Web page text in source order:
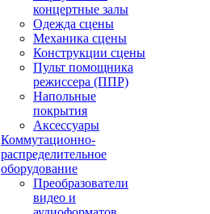
концертные залы
Одежда сцены
Механика сцены
Конструкции сцены
Пульт помощника
режиссера (ППР)
Напольные
покрытия
Аксессуары
Коммутационно-
распределительное
оборудование
Преобразователи
видео и